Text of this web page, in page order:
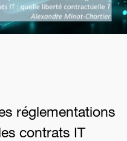
réglementations
contrats IT